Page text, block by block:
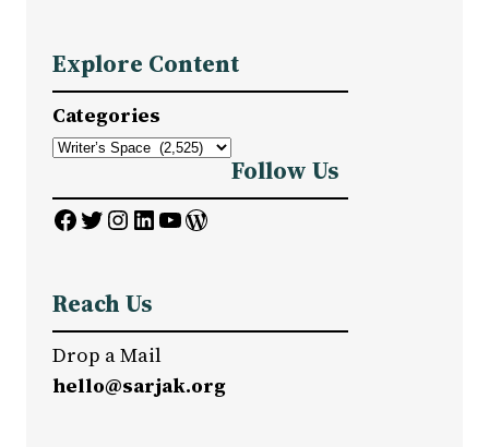
r
c
h
Explore Content
Categories
Follow Us
Facebook Twitter InstagramLinkedIn YouTube WordPress
Reach Us
Drop a Mail
hello@sarjak.org